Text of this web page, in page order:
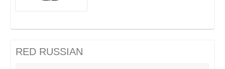
RED RUSSIAN